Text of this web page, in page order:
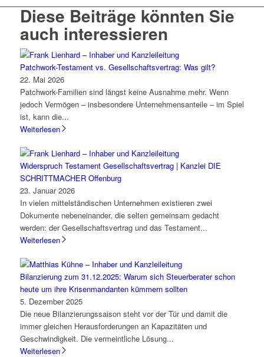
Diese Beiträge könnten Sie
auch interessieren
Patchwork-Testament vs. Gesellschaftsvertrag: Was gilt?
22. Mai 2026
Patchwork-Familien sind längst keine Ausnahme mehr. Wenn
jedoch Vermögen – insbesondere Unternehmensanteile – im Spiel
ist, kann die...
Weiterlesen
Widerspruch Testament Gesellschaftsvertrag | Kanzlei DIE
SCHRITTMACHER Offenburg
23. Januar 2026
In vielen mittelständischen Unternehmen existieren zwei
Dokumente nebeneinander, die selten gemeinsam gedacht
werden: der Gesellschaftsvertrag und das Testament...
Weiterlesen
Bilanzierung zum 31.12.2025: Warum sich Steuerberater schon
heute um ihre Krisenmandanten kümmern sollten
5. Dezember 2025
Die neue Bilanzierungssaison steht vor der Tür und damit die
immer gleichen Herausforderungen an Kapazitäten und
Geschwindigkeit. Die vermeintliche Lösung...
Weiterlesen